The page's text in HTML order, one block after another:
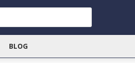
BLOG